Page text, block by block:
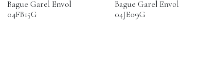
Bague Garel Envol
04FB15G
Bague Garel Envol
04JE09G